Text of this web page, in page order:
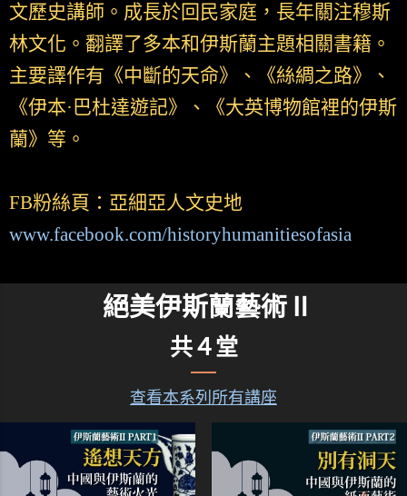
文歷史講師。成長於回民家庭，長年關注穆斯
林文化。翻譯了多本和伊斯蘭主題相關書籍。
主要譯作有《中斷的天命》、《絲綢之路》、
《伊本·巴杜達遊記》、《大英博物館裡的伊斯
蘭》等。
FB粉絲頁：亞細亞人文史地
www.facebook.com/historyhumanitiesofasia
絕美伊斯蘭藝術Ⅱ
共４堂
查看本系列所有講座